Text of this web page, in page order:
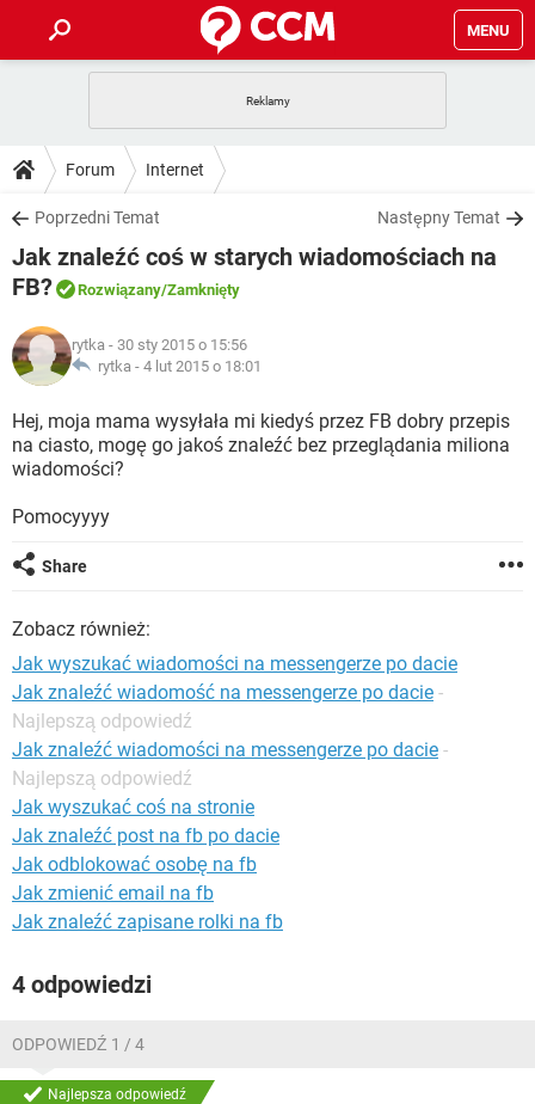
MENU
GRY
SPOTIFY
INSTAGRAM FACEBOOK
WINDOWS 10
PORADY
PlayStation
SPOTIFY
WINDOWS 10
DO POBRANIA
ANDROID TIKTOK
GRY
IOS
INSTAGRAM
WINDOWS 10
FORUM
GRY
INSTAGRAM FACEBOOK
ARTYKUŁY
COVID-19
GRY WHATSAPP
SPOTIFY
Forum Internet
Poprzedni Temat Następny Temat
Jak znaleźć coś w starych wiadomościach na
FB?
Rozwiązany/Zamknięty
rytka - 30 sty 2015 o 15:56
rytka - 4 lut 2015 o 18:01
Hej, moja mama wysyłała mi kiedyś przez FB dobry przepis
na ciasto, mogę go jakoś znaleźć bez przeglądania miliona
wiadomości?
Pomocyyyy
Share
Zobacz również:
Jak wyszukać wiadomości na messengerze po dacie
Jak znaleźć wiadomość na messengerze po dacie -
Najlepszą odpowiedź
Jak znaleźć wiadomości na messengerze po dacie -
Najlepszą odpowiedź
Jak wyszukać coś na stronie
Jak znaleźć post na fb po dacie
Jak odblokować osobę na fb
Jak zmienić email na fb
Jak znaleźć zapisane rolki na fb
4 odpowiedzi
ODPOWIEDŹ 1 / 4
Najlepsza odpowiedź